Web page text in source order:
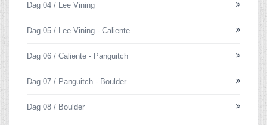
Dag 04 / Lee Vining
Dag 05 / Lee Vining - Caliente
Dag 06 / Caliente - Panguitch
Dag 07 / Panguitch - Boulder
Dag 08 / Boulder